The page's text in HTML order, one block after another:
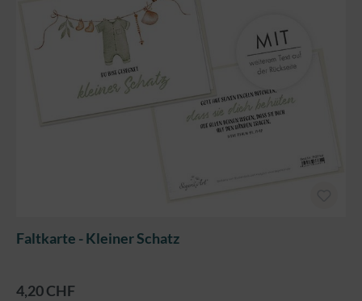
Faltkarte - Kleiner Schatz
4,20 CHF